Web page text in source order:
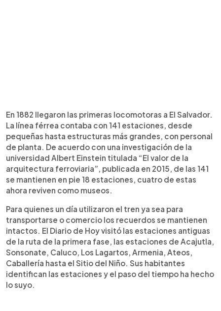
En 1882 llegaron las primeras locomotoras a El Salvador.
La línea férrea contaba con 141 estaciones, desde
pequeñas hasta estructuras más grandes, con personal
de planta. De acuerdo con una investigación de la
universidad Albert Einstein titulada “El valor de la
arquitectura ferroviaria”, publicada en 2015, de las 141
se mantienen en pie 18 estaciones, cuatro de estas
ahora reviven como museos.
Para quienes un día utilizaron el tren ya sea para
transportarse o comercio los recuerdos se mantienen
intactos. El Diario de Hoy visitó las estaciones antiguas
de la ruta de la primera fase, las estaciones de Acajutla,
Sonsonate, Caluco, Los Lagartos, Armenia, Ateos,
Caballería hasta el Sitio del Niño. Sus habitantes
identifican las estaciones y el paso del tiempo ha hecho
lo suyo.